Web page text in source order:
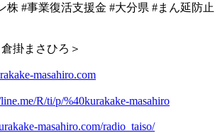
株 #事業復活支援金 #大分県 #まん延防止
倉掛まさひろ＞
masahiro.com
R/ti/p/%40kurakake-masahiro
masahiro.com/radio_taiso/